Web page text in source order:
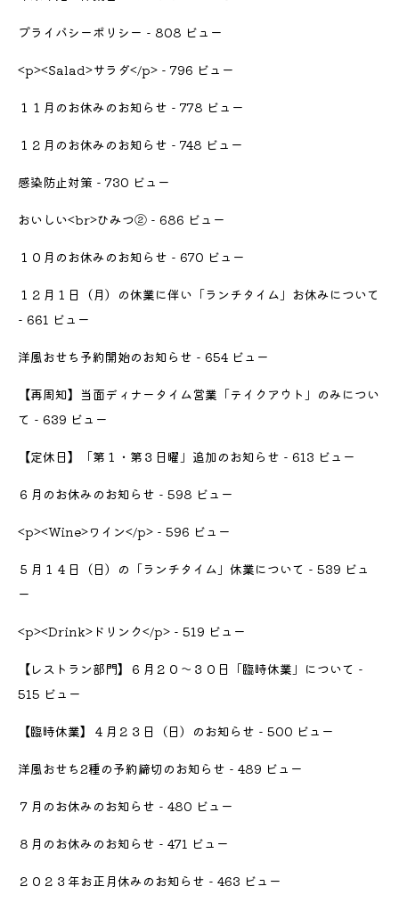
プライバシーポリシー - 808 ビュー
<p><Salad>サラダ</p> - 796 ビュー
１１月のお休みのお知らせ - 778 ビュー
１２月のお休みのお知らせ - 748 ビュー
感染防止対策 - 730 ビュー
おいしい<br>ひみつ② - 686 ビュー
１０月のお休みのお知らせ - 670 ビュー
１２月１日（月）の休業に伴い「ランチタイム」お休みについて
- 661 ビュー
洋風おせち予約開始のお知らせ - 654 ビュー
【再周知】当面ディナータイム営業「テイクアウト」のみについ
て - 639 ビュー
【定休日】「第１・第３日曜」追加のお知らせ - 613 ビュー
６月のお休みのお知らせ - 598 ビュー
<p><Wine>ワイン</p> - 596 ビュー
５月１４日（日）の「ランチタイム」休業について - 539 ビュ
ー
<p><Drink>ドリンク</p> - 519 ビュー
【レストラン部門】６月２０〜３０日「臨時休業」について -
515 ビュー
【臨時休業】４月２３日（日）のお知らせ - 500 ビュー
洋風おせち2種の予約締切のお知らせ - 489 ビュー
７月のお休みのお知らせ - 480 ビュー
８月のお休みのお知らせ - 471 ビュー
２０２３年お正月休みのお知らせ - 463 ビュー